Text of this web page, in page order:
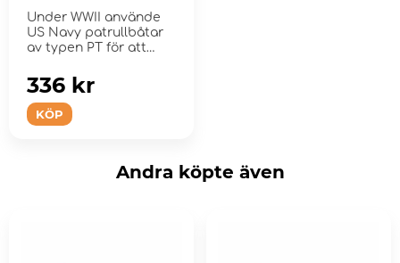
Under WWII använde
US Navy patrullbåtar
av typen PT för att
KÖP
336 kr
Andra köpte även